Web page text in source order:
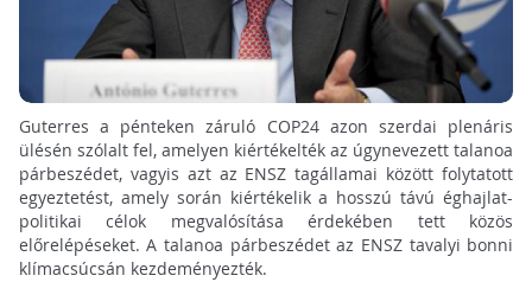
Guterres a pénteken záruló COP24 azon szerdai plenáris
ülésén szólalt fel, amelyen kiértékelték az úgynevezett talanoa
párbeszédet, vagyis azt az ENSZ tagállamai között folytatott
egyeztetést, amely során kiértékelik a hosszú távú éghajlat-
politikai célok megvalósítása érdekében tett közös
előrelépéseket. A talanoa párbeszédet az ENSZ tavalyi bonni
klímacsúcsán kezdeményezték.